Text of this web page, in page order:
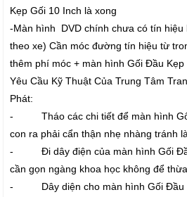
Kẹp Gối 10 Inch là xong
-Màn hình DVD chính chưa có tín hiệu
theo xe) Cần móc đường tín hiệu từ
thêm phí móc + màn hình Gối Đầu Kẹp
Yêu Cầu Kỹ Thuật Của Trung Tâm
Phát:
- Tháo các chi tiết để màn hình Gối
con ra phải cẩn thận nhẹ nhàng tránh
- Đi dây điện của màn hình Gối
cần gọn ngàng khoa học không để
- Dây diện cho màn hình Gối Đầu